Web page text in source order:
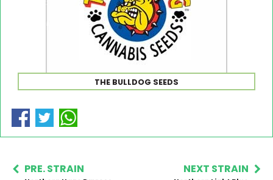
THE BULLDOG SEEDS
PRE. STRAIN NEXT STRAIN